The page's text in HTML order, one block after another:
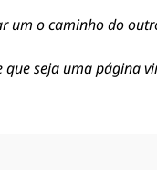
um o caminho do
que seja uma página